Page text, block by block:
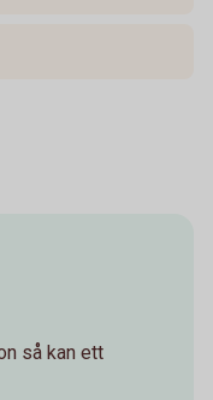
så kan ett